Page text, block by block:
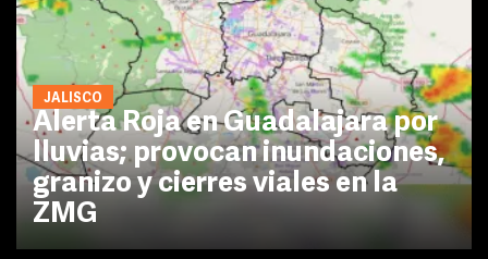
JALISCO
Alerta Roja en Guadalajara por
lluvias; provocan inundaciones,
granizo y cierres viales en la
ZMG